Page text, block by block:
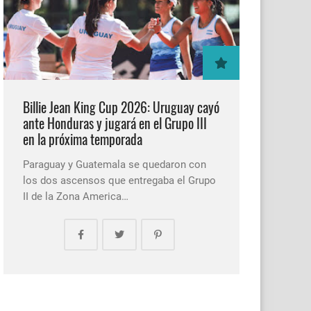
Billie Jean King Cup 2026: Uruguay cayó
ante Honduras y jugará en el Grupo III
en la próxima temporada
Paraguay y Guatemala se quedaron con
los dos ascensos que entregaba el Grupo
II de la Zona America…